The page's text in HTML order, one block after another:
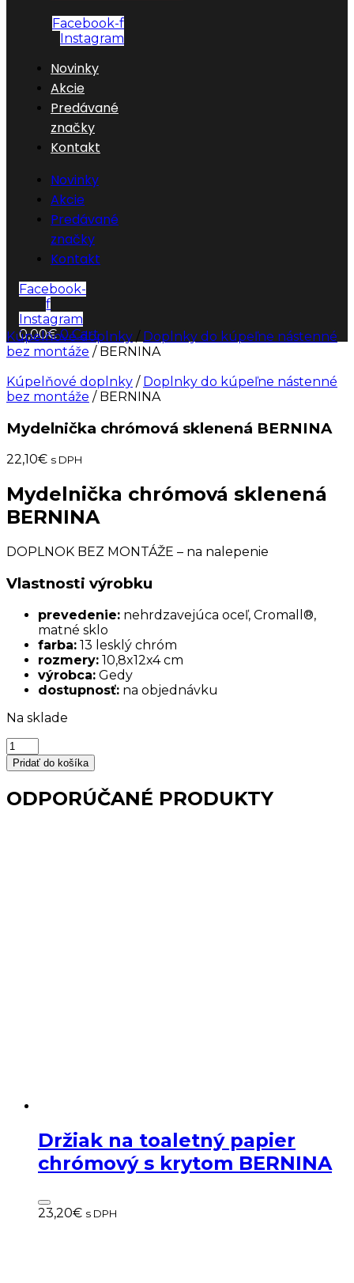
Facebook-f
Instagram
Novinky
Akcie
Predávané
značky
Kontakt
Novinky
Akcie
Predávané
značky
Kontakt
Facebook-
f
Instagram
0,00€ 0 Cart
Kúpelňové doplnky / Doplnky do kúpeľne nástenné
bez montáže / BERNINA
Kúpelňové doplnky / Doplnky do kúpeľne nástenné
bez montáže / BERNINA
Mydelnička chrómová sklenená BERNINA
22,10€ s DPH
Mydelnička chrómová sklenená
BERNINA
DOPLNOK BEZ MONTÁŽE – na nalepenie
Vlastnosti výrobku
prevedenie: nehrdzavejúca oceľ, Cromall®,
matné sklo
farba: 13 lesklý chróm
rozmery: 10,8x12x4 cm
výrobca: Gedy
dostupnosť: na objednávku
Na sklade
množstvo
Mydelnička
chrómová
sklenená
BERNINA
Pridať do košíka
ODPORÚČANÉ PRODUKTY
Držiak na toaletný papier
chrómový s krytom BERNINA
23,20€ s DPH